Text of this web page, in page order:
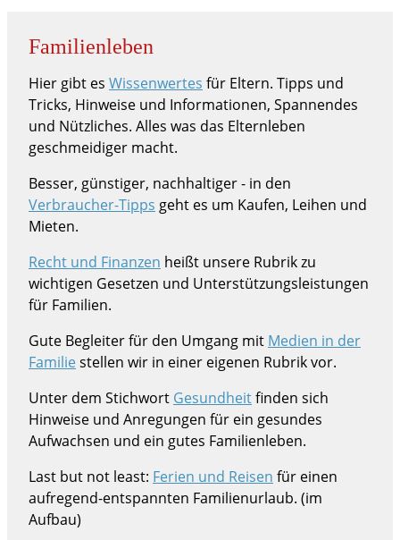
Familienleben
Hier gibt es Wissenwertes für Eltern. Tipps und
Tricks, Hinweise und Informationen, Spannendes
und Nützliches. Alles was das Elternleben
geschmeidiger macht.
Besser, günstiger, nachhaltiger - in den
Verbraucher-Tipps geht es um Kaufen, Leihen und
Mieten.
Recht und Finanzen heißt unsere Rubrik zu
wichtigen Gesetzen und Unterstützungsleistungen
für Familien.
Gute Begleiter für den Umgang mit Medien in der
Familiestellen wir in einer eigenen Rubrik vor.
Unter dem Stichwort Gesundheitfinden sich
Hinweise und Anregungen für ein gesundes
Aufwachsen und ein gutes Familienleben.
Last but not least: Ferien und Reisen für einen
aufregend-entspannten Familienurlaub. (im
Aufbau)